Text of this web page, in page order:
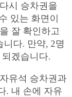
시 승차권을
있는 화면이
잘 확인하고
다. 만약, 2명
겠습니다.
유석 승차권과
. 내 손에 자유